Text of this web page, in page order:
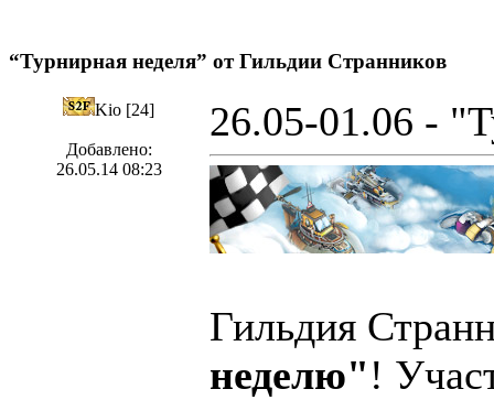
“Турнирная неделя” от Гильдии Странников
Kio [24]
Добавлено:
26.05.14 08:23
26.05-01.06 -
Гильдия
неделю"!